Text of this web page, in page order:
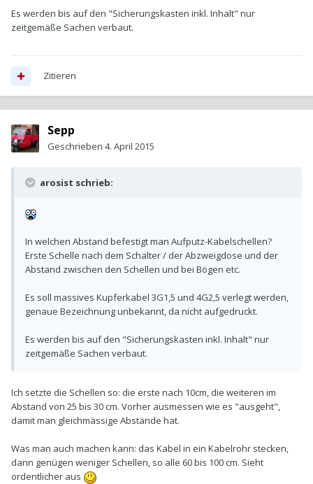
Es werden bis auf den "Sicherungskasten inkl. Inhalt" nur
zeitgemäße Sachen verbaut.
Zitieren
Sepp
Geschrieben 4. April 2015
arosist schrieb:
In welchen Abstand befestigt man Aufputz-Kabelschellen?
Erste Schelle nach dem Schalter / der Abzweigdose und der
Abstand zwischen den Schellen und bei Bögen etc.
Es soll massives Kupferkabel 3G1,5 und 4G2,5 verlegt werden,
genaue Bezeichnung unbekannt, da nicht aufgedruckt.
Es werden bis auf den "Sicherungskasten inkl. Inhalt" nur
zeitgemäße Sachen verbaut.
Ich setzte die Schellen so: die erste nach 10cm, die weiteren im
Abstand von 25 bis 30 cm. Vorher ausmessen wie es "ausgeht",
damit man gleichmässige Abstände hat.
Was man auch machen kann: das Kabel in ein Kabelrohr stecken,
dann genügen weniger Schellen, so alle 60 bis 100 cm. Sieht
ordentlicher aus